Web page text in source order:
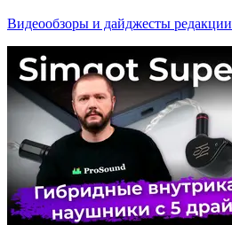
Видеообзоры и дайджесты редакции